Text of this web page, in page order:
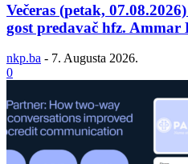
Večeras (petak,
gost predavač hfz. Ammar
nkp.ba - 7. Augusta 2026.
0